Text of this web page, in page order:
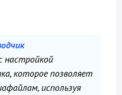
настройкой
которое позволяет
используя